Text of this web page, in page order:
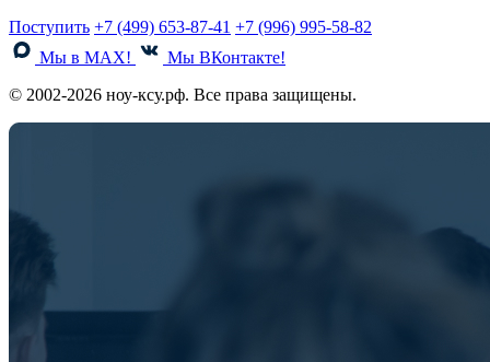
Поступить +7 (499) 653-87-41 +7 (996) 995-58-82
Мы в MAX!
Мы ВКонтакте!
© 2002-2026 ноу-ксу.рф. Все права защищены.